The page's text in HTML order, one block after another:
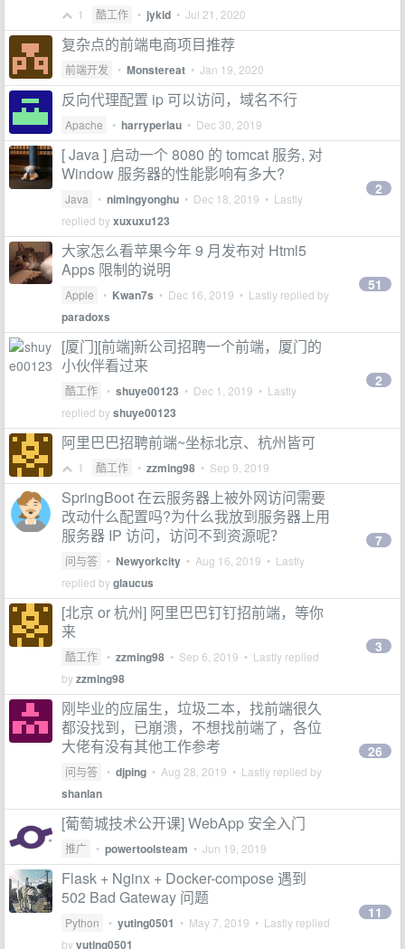
1 酷工作 • jykid • Jul 21, 2020
复杂点的前端电商项目推荐
前端开发 • Monstereat • Jan 19, 2020
反向代理配置 ip 可以访问，域名不行
Apache • harryperlau • Dec 30, 2019
[ Java ] 启动一个 8080 的 tomcat 服务, 对
Window 服务器的性能影响有多大?
Java • nimingyonghu • Dec 18, 2019 • Lastly
replied byxuxuxu123
2
大家怎么看苹果今年 9 月发布对 Html5
Apps 限制的说明
Apple • Kwan7s • Dec 16, 2019 • Lastly replied by
paradoxs
51
[厦门][前端]新公司招聘一个前端，厦门的
小伙伴看过来
酷工作 • shuye00123 • Dec 1, 2019 • Lastly
replied byshuye00123
2
阿里巴巴招聘前端~坐标北京、杭州皆可
1 酷工作 • zzming98 • Sep 9, 2019
SpringBoot 在云服务器上被外网访问需要
改动什么配置吗?为什么我放到服务器上用
服务器 IP 访问，访问不到资源呢？
问与答 • Newyorkcity • Aug 16, 2019 • Lastly
replied byglaucus
7
[北京 or 杭州] 阿里巴巴钉钉招前端，等你
来
酷工作 • zzming98 • Sep 6, 2019 • Lastly replied
byzzming98
3
刚毕业的应届生，垃圾二本，找前端很久
都没找到，已崩溃，不想找前端了，各位
大佬有没有其他工作参考
问与答 • djping • Aug 28, 2019 • Lastly replied by
shanlan
26
[葡萄城技术公开课] WebApp 安全入门
推广 • powertoolsteam • Jun 19, 2019
Flask + Nginx + Docker-compose 遇到
502 Bad Gateway 问题
Python • yuting0501 • May 7, 2019 • Lastly replied
byyuting0501
11